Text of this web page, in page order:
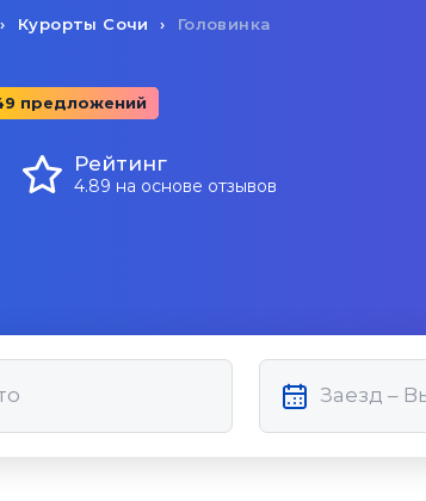
Курорты Сочи Головинка
предложений
Рейтинг
4.89 на основе отзывов